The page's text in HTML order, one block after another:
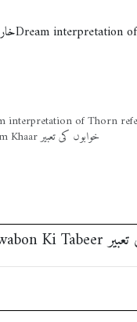
to Khawab Nama خواب dream Khaar خوابوں کی تعبیر